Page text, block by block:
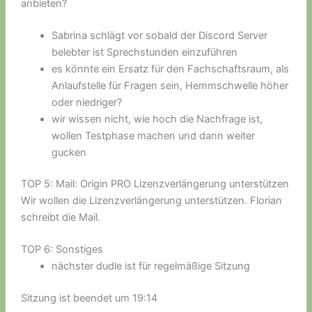
anbieten?
Sabrina schlägt vor sobald der Discord Server
belebter ist Sprechstunden einzuführen
es könnte ein Ersatz für den Fachschaftsraum, als
Anlaufstelle für Fragen sein, Hemmschwelle höher
oder niedriger?
wir wissen nicht, wie hoch die Nachfrage ist,
wollen Testphase machen und dann weiter
gucken
TOP 5: Mail: Origin PRO Lizenzverlängerung unterstützen
Wir wollen die Lizenzverlängerung unterstützen. Florian
schreibt die Mail.
TOP 6: Sonstiges
nächster dudle ist für regelmäßige Sitzung
Sitzung ist beendet um 19:14